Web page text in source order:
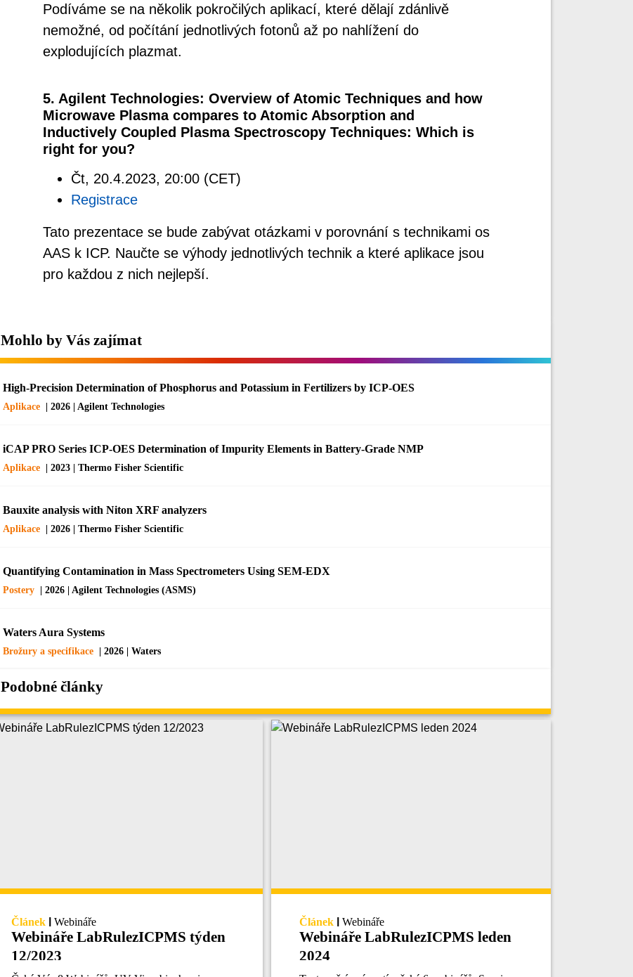
Podíváme se na několik pokročilých aplikací, které dělají zdánlivě
nemožné, od počítání jednotlivých fotonů až po nahlížení do
explodujících plazmat.
5. Agilent Technologies: Overview of Atomic Techniques and how
Microwave Plasma compares to Atomic Absorption and
Inductively Coupled Plasma Spectroscopy Techniques: Which is
right for you?
Čt, 20.4.2023, 20:00 (CET)
Registrace
Tato prezentace se bude zabývat otázkami v porovnání s technikami os
AAS k ICP. Naučte se výhody jednotlivých technik a které aplikace jsou
pro každou z nich nejlepší.
Mohlo by Vás zajímat
High-Precision Determination of Phosphorus and Potassium in Fertilizers by ICP-OES
Aplikace | 2026 | Agilent Technologies
iCAP PRO Series ICP-OES Determination of Impurity Elements in Battery-Grade NMP
Aplikace | 2023 | Thermo Fisher Scientific
Bauxite analysis with Niton XRF analyzers
Aplikace | 2026 | Thermo Fisher Scientific
Quantifying Contamination in Mass Spectrometers Using SEM-EDX
Postery | 2026 | Agilent Technologies (ASMS)
Waters Aura Systems
Brožury a specifikace | 2026 | Waters
Podobné články
Článek Webináře
Webináře LabRulezICPMS týden
12/2023
Článek Webináře
Webináře LabRulezICPMS leden
2024